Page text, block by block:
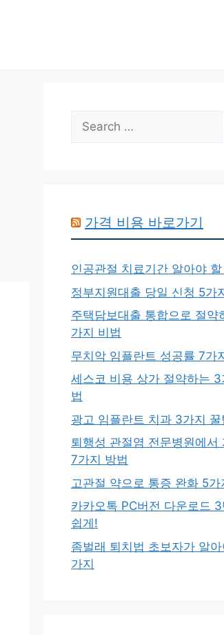
Search
for:
가격 비용 바로가기
인공관절 치료기간 알아야 할
정부지원대출 당일 신청 5가
주택담보대출 통합으로 절약
가지 비법
무치악 임플란트 성공률 7가
세스코 비용 상가 절약하는
법
광고 임플란트 치과 3가지 꿀
퇴행성 관절염 전문병원에서
7가지 방법
고관절 약으로 통증 완화 5가
카카오톡 PC버전 다운로드
쉽게!
좀벌래 퇴치법 초보자가 알
가지